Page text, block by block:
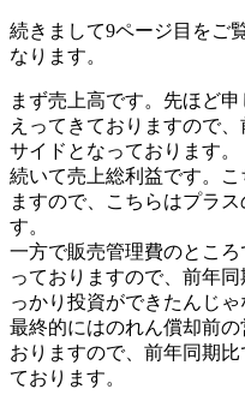
続きまして9ページ目をご
なります。
まず売上高です。先ほど
えってきておりますので
サイドとなっております。
続いて売上総利益です。こ
ますので、こちらはプラ
す。
一方で販売管理費のとこ
っておりますので、前年
っかり投資ができたんじ
最終的にはのれん償却前
おりますので、前年同期
ております。